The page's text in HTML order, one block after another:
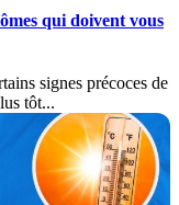
qui doivent vous
signes précoces de
tôt...